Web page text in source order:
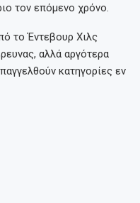
τον επόμενο χρόνο.
το Έντεβουρ Χιλς
αλλά αργότερα
κατηγορίες εν